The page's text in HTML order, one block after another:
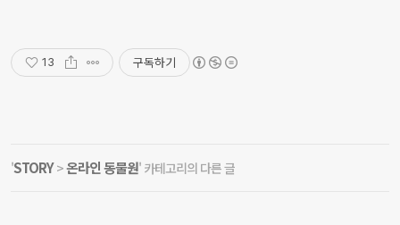
13 구독하기
'STORY>온라인 동물원' 카테고리의 다른 글